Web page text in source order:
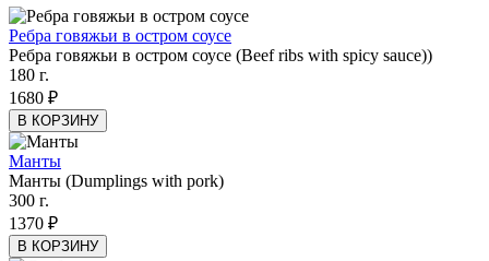
Ребра говяжьи в остром соусе
Ребра говяжьи в остром соусе (Beef ribs with spicy sauce))
180 г.
1680 ₽
В КОРЗИНУ
Манты
Манты (Dumplings with pork)
300 г.
1370 ₽
В КОРЗИНУ